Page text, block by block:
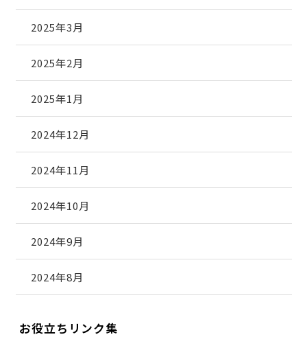
2025年3月
2025年2月
2025年1月
2024年12月
2024年11月
2024年10月
2024年9月
2024年8月
お役立ちリンク集